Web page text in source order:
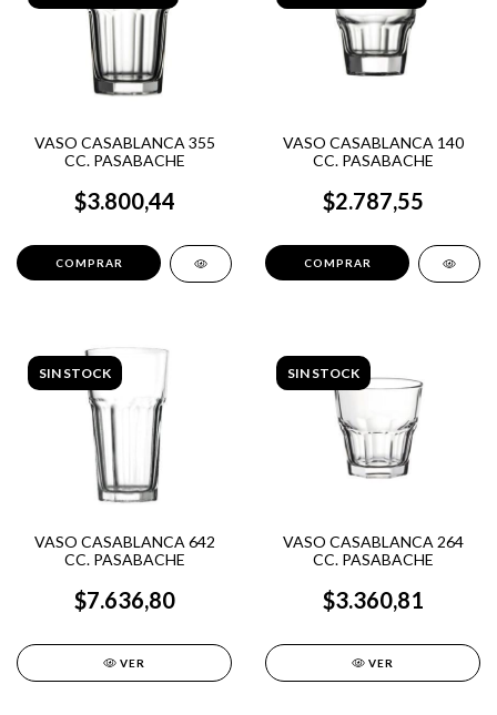
VASO CASABLANCA 355
CC. PASABACHE
$3.800,44
VASO CASABLANCA 140
CC. PASABACHE
$2.787,55
SIN STOCK
VASO CASABLANCA 642
CC. PASABACHE
$7.636,80
VER
SIN STOCK
VASO CASABLANCA 264
CC. PASABACHE
$3.360,81
VER